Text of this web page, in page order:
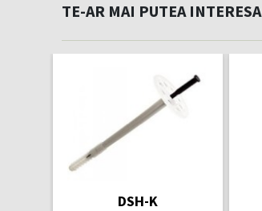
TE-AR MAI PUTEA INTERESA
DSH-K